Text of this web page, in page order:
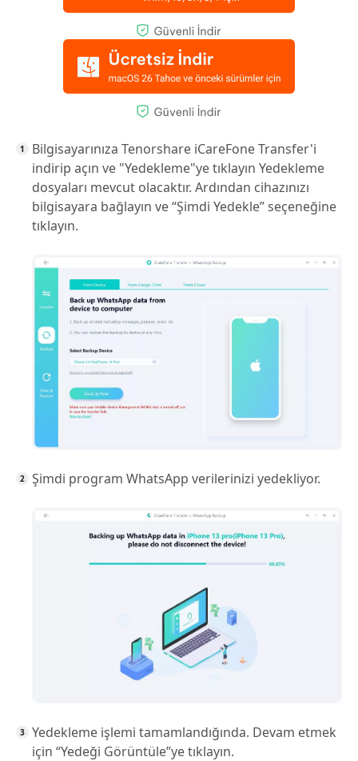
Bilgisayarınıza Tenorshare iCareFone Transfer'i
indirip açın ve "Yedekleme"ye tıklayın Yedekleme
dosyaları mevcut olacaktır. Ardından cihazınızı
bilgisayara bağlayın ve “Şimdi Yedekle” seçeneğine
tıklayın.
Şimdi program WhatsApp verilerinizi yedekliyor.
Yedekleme işlemi tamamlandığında. Devam etmek
için “Yedeği Görüntüle”ye tıklayın.